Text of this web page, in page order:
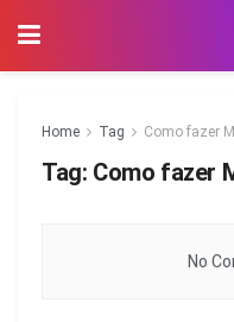
Home Tag Como fazer
Tag: Como fazer
No